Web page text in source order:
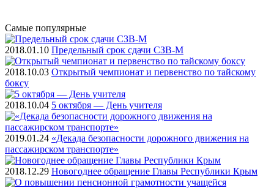
Самые популярные
2018.01.10 Предельный срок сдачи СЗВ-М
2018.10.03 Открытый чемпионат и первенство по тайскому
боксу
2018.10.04 5 октября — День учителя
2019.01.24 «Декада безопасности дорожного движения на
пассажирском транспорте»
2018.12.29 Новогоднее обращение Главы Республики Крым